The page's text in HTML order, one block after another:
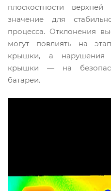
плоскостности
значение для
процесса. Отклонения
могут повлиять на
крышки, а нарушения
крышки — на
батареи.